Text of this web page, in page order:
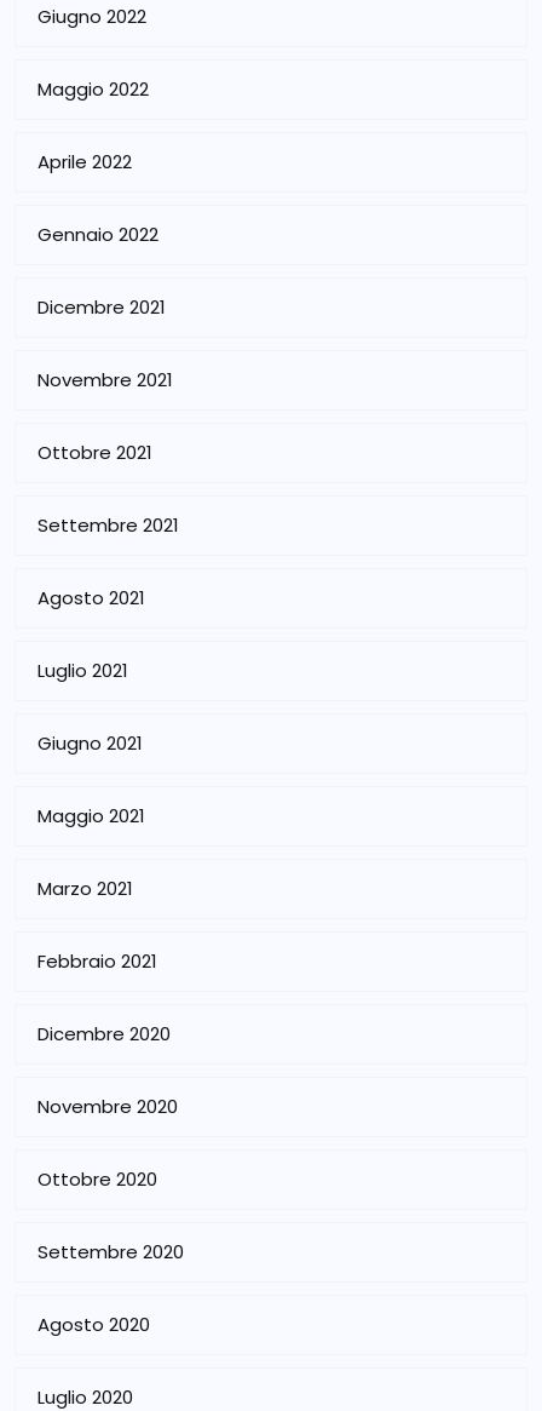
Giugno 2022
Maggio 2022
Aprile 2022
Gennaio 2022
Dicembre 2021
Novembre 2021
Ottobre 2021
Settembre 2021
Agosto 2021
Luglio 2021
Giugno 2021
Maggio 2021
Marzo 2021
Febbraio 2021
Dicembre 2020
Novembre 2020
Ottobre 2020
Settembre 2020
Agosto 2020
Luglio 2020